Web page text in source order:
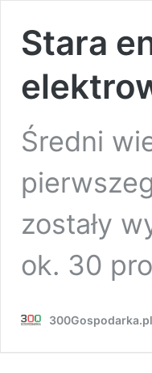
Stara
Średni
zostały
ok. 30
300Gospodarka.pl